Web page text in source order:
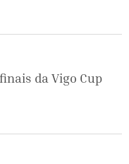
da Vigo Cup